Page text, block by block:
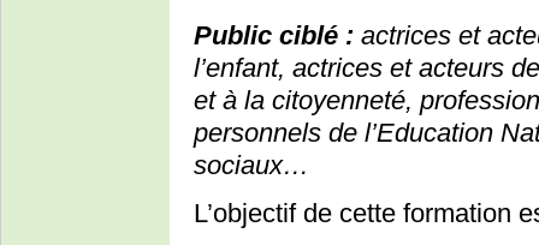
Public ciblé : actrices et
l’enfant, actrices et acteurs
et à la citoyenneté,
personnels de l’Education
sociaux…
L’objectif de cette formation